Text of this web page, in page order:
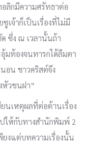
ลิกมีความศรัทธาต่อ
เจ้าก็เป็นเรื่องที่ไม่มี
ซึ่ง ณ เวลานั้นถ้า
มท้องจนทารกได้ลืมตา
อน ชาวคริสต์จึง
หัวชนฝา”
นเหตุผลที่ต่อต้านเรื่อง
ให้กับทางสำนักพิมพ์ 2
ยงแต่บทความเรื่องนั้น